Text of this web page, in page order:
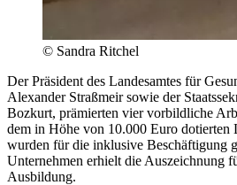
© Sandra Ritchel
Der Präsident des Landesamtes für
Alexander Straßmeir sowie der
Bozkurt, prämierten vier vorbildliche
dem in Höhe von 10.000 Euro dotierten
wurden für die inklusive Beschäftigung
Unternehmen erhielt die Auszeichnung
Ausbildung.